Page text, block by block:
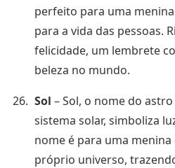
perfeito para uma
para a vida das pessoas.
felicidade, um lembrete
beleza no mundo.
Sol – Sol, o nome do
sistema solar, simboliza
nome é para uma
próprio universo,